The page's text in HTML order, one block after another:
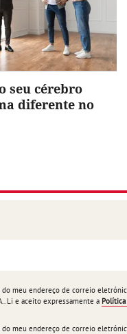
seu cérebro
diferente no
meu endereço de correio
Li e aceito expressamente a
meu endereço de correio